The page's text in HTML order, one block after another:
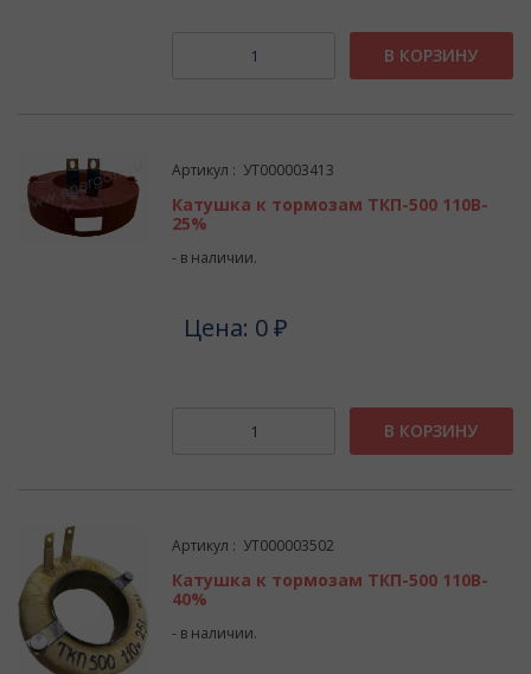
В КОРЗИНУ
Артикул : УТ000003413
Катушка к тормозам ТКП-500 110В-
25%
- в наличии.
Цена: 0 ₽
В КОРЗИНУ
Артикул : УТ000003502
Катушка к тормозам ТКП-500 110В-
40%
- в наличии.